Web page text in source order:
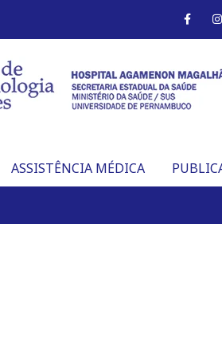
F
a
o
o
k
-
f
I
n
g
r
ASSISTÊNCIA MÉDICA